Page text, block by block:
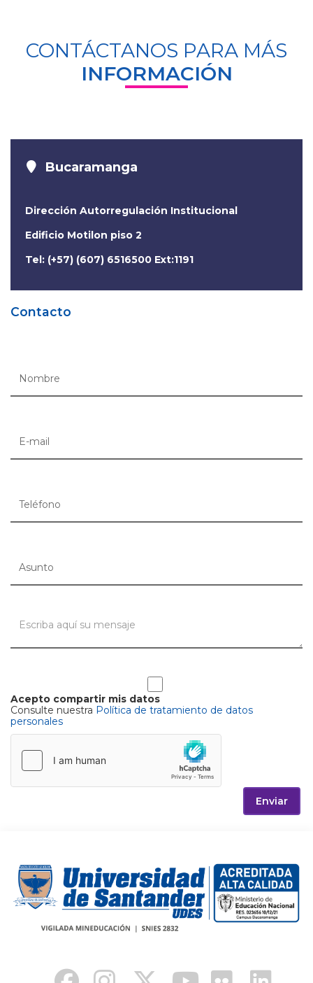
CONTÁCTANOS PARA MÁS
INFORMACIÓN
Bucaramanga
Dirección Autorregulación Institucional
Edificio Motilon piso 2
Tel: (+57) (607) 6516500 Ext:1191
Contacto
Acepto compartir mis datos
Consulte nuestra Política de tratamiento de datos
personales
Enviar